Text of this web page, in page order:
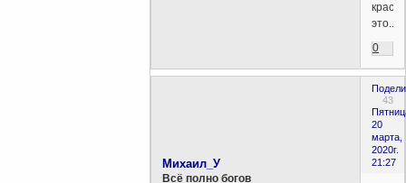
красит
это...)
0
43
20
марта,
2020г.
21:27
Михаил_У
Всё полно богов